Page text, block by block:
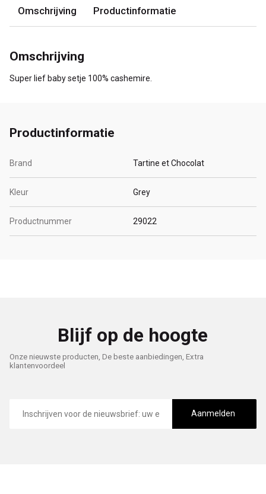
Omschrijving Productinformatie
Omschrijving
Super lief baby setje 100% cashemire.
Productinformatie
Brand Tartine et Chocolat
Kleur Grey
Productnummer 29022
Blijf op de hoogte
Onze nieuwste producten, De beste aanbiedingen, Extra
klantenvoordeel
mailadres
Aanmelden